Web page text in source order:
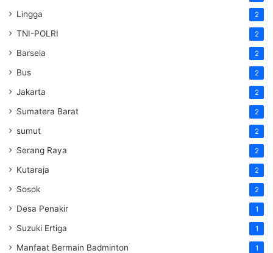
Lingga 2
TNI-POLRI 2
Barsela 2
Bus 2
Jakarta 2
Sumatera Barat 2
sumut 2
Serang Raya 2
Kutaraja 2
Sosok 2
Desa Penakir 1
Suzuki Ertiga 1
Manfaat Bermain Badminton 1